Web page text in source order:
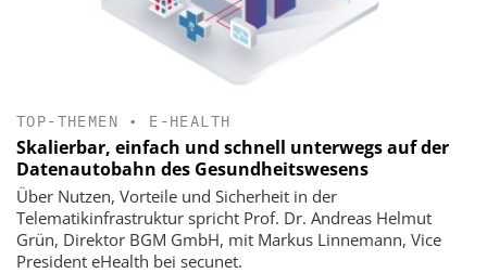
TOP-THEMEN • E-HEALTH
Skalierbar, einfach und schnell unterwegs auf der
Datenautobahn des Gesundheitswesens
Über Nutzen, Vorteile und Sicherheit in der
Telematikinfrastruktur spricht Prof. Dr. Andreas Helmut
Grün, Direktor BGM GmbH, mit Markus Linnemann, Vice
President eHealth bei secunet.